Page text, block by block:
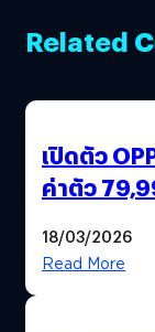
Related
เปิดตัว
ค่าตัว
18/03/2026
Read More